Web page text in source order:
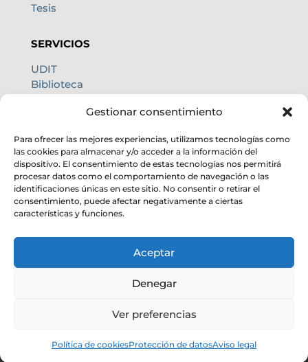
Gestionar consentimiento
Para ofrecer las mejores experiencias, utilizamos tecnologías como
las cookies para almacenar y/o acceder a la información del
dispositivo. El consentimiento de estas tecnologías nos permitirá
procesar datos como el comportamiento de navegación o las
identificaciones únicas en este sitio. No consentir o retirar el
consentimiento, puede afectar negativamente a ciertas
características y funciones.
Aceptar
Denegar
Ver preferencias
Política de cookiesProtección de datosAviso legal
Tesis
SERVICIOS
UDIT
Biblioteca
Oficina internacional
– CSIC. Todos los derechos reservados.